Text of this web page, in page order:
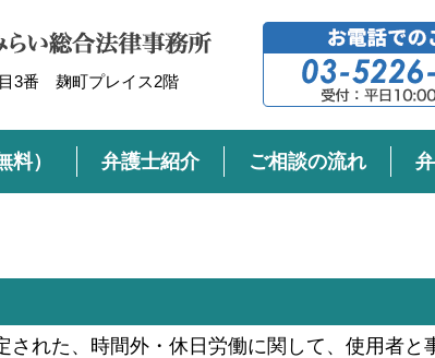
3番 麹町プレイス2階
） 弁護士紹介 ご相談の流れ
された、時間外・休日労働に関して、使用者と